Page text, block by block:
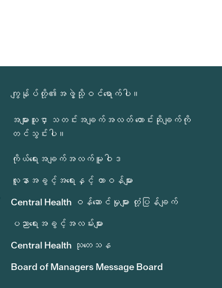
ကျွန်ုပ်တို့၏အဖွဲ့သို့ဝင်ရောက်ပါ။
အများသူငှာ သတင်းအချက်အလတ် တောင်းဆိုချက်ကို
တင်သွင်းပါ။
ကိုယ်ရေးအချက်အလက်မူဝါဒ
လူနာအခွင့်အရေးနှင့် တာဝန်များ
Central Health ဝန်ဆောင်မှုများ တုံ့ပြန်ချက်
ပညာရေးအခွင့်အလမ်းများ
Central Health သုတေသန
Board of Managers Message Board